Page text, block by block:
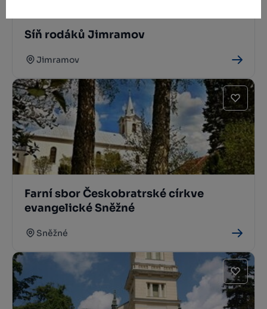
Síň rodáků Jimramov
Jimramov
Farní sbor Českobratrské církve
evangelické Sněžné
Sněžné